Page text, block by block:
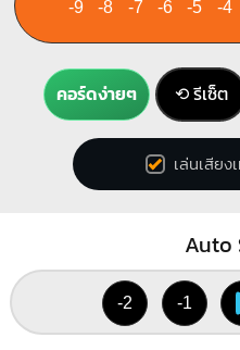
-9 -8 -7 -6 -5 -4
คอร์ดง่ายๆ ⟲ รีเซ็ต
เล่นเสีย
Auto
-2 -1